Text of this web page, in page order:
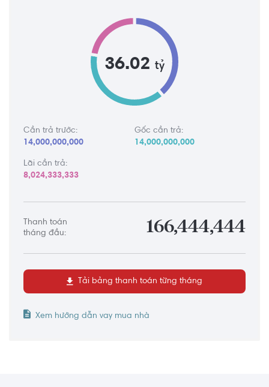
36.02 tỷ
Cần trả trước:
14,000,000,000
Gốc cần trả:
14,000,000,000
Lãi cần trả:
8,024,333,333
Thanh toán
tháng đầu:
166,444,444
Tải bảng thanh toán từng tháng
Xem hướng dẫn vay mua nhà